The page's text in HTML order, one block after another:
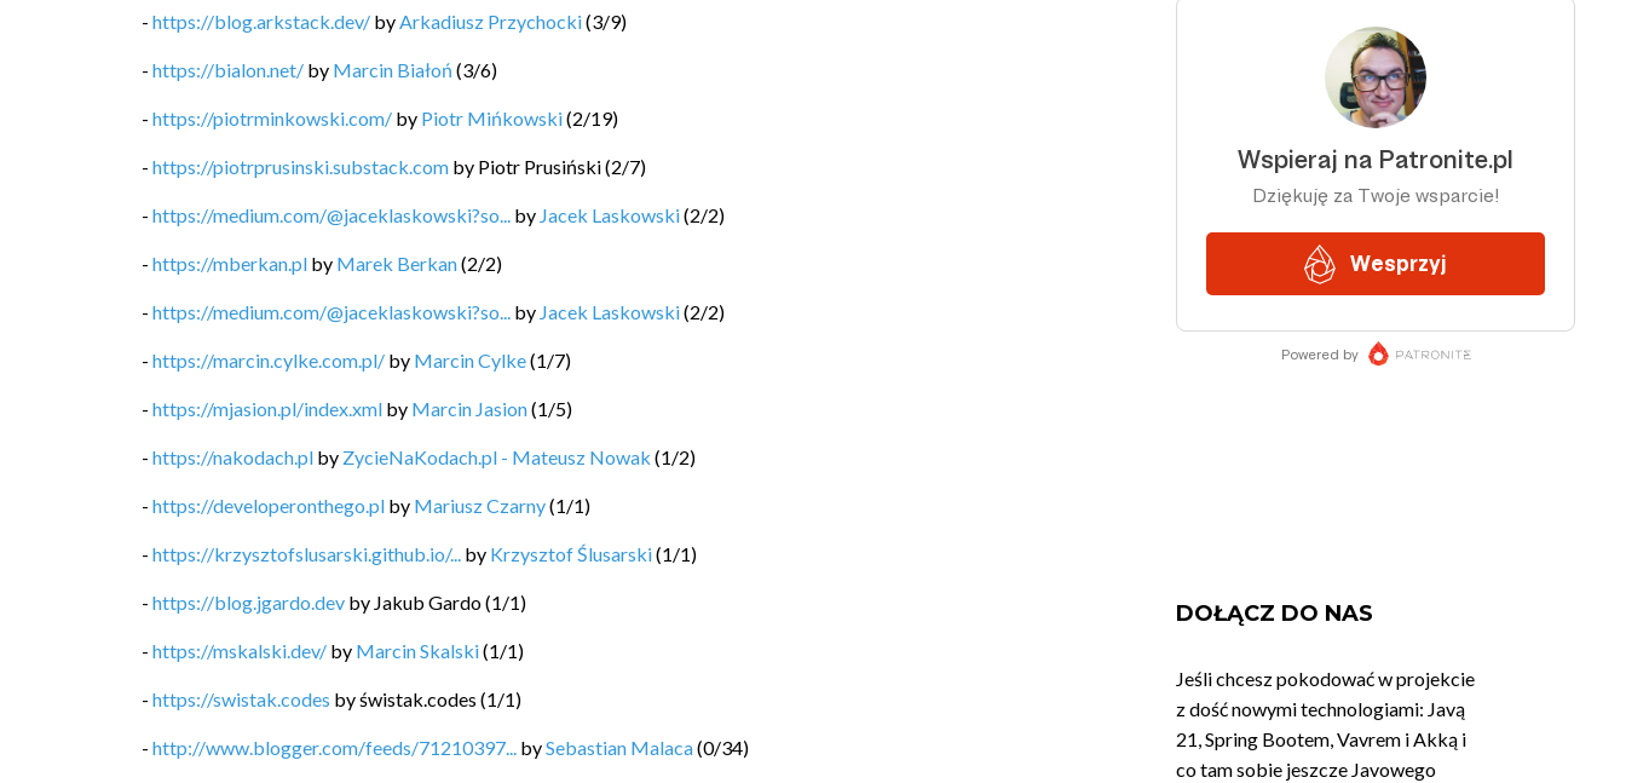
- https://blog.arkstack.dev/ byArkadiusz Przychocki(3/9)
- https://bialon.net/ by Marcin Białoń (3/6)
- https://piotrminkowski.com/ by Piotr Mińkowski(2/19)
- https://piotrprusinski.substack.com by Piotr Prusiński(2/7)
- https://medium.com/@jaceklaskowski?so... by Jacek Laskowski(2/2)
- https://mberkan.pl by Marek Berkan(2/2)
- https://medium.com/@jaceklaskowski?so... by Jacek Laskowski(2/2)
- https://marcin.cylke.com.pl/ by Marcin Cylke(1/7)
- https://mjasion.pl/index.xml by Marcin Jasion(1/5)
- https://nakodach.pl by ZycieNaKodach.pl - Mateusz Nowak (1/2)
- https://developeronthego.pl by Mariusz Czarny(1/1)
- https://krzysztofslusarski.github.io/... by Krzysztof Ślusarski(1/1)
- https://blog.jgardo.dev by Jakub Gardo(1/1)
- https://mskalski.dev/ by Marcin Skalski(1/1)
- https://swistak.codes byświstak.codes (1/1)
- http://www.blogger.com/feeds/71210397... bySebastian Malaca(0/34)
DOŁĄCZ DO NAS
Jeśli chcesz pokodować w projekcie
z dość nowymi technologiami: Javą
21, Spring Bootem, Vavrem i Akką i
co tam sobie jeszcze Javowego